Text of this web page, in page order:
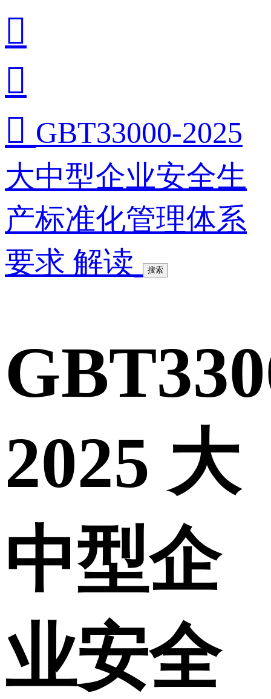


 GBT33000-2025
大中型企业安全生
产标准化管理体系
要求 解读
搜索
2025 大
中型企
业安全